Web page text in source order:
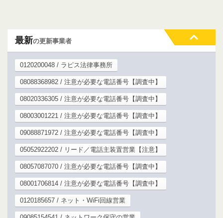
最新の更新事業者
0120200048 / ラピス法律事務所
08088368982 / 注意が必要な電話番号【調査中】
08020336305 / 注意が必要な電話番号【調査中】
08003001221 / 注意が必要な電話番号【調査中】
09088871972 / 注意が必要な電話番号【調査中】
05052922202 / リード／電話主装置営業【注意】
08057087070 / 注意が必要な電話番号【調査中】
08001706814 / 注意が必要な電話番号【調査中】
0120185657 / ネット・WiFi回線営業